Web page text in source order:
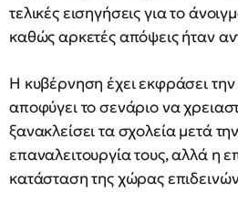
τελικές εισηγήσεις για το
καθώς αρκετές απόψεις ήταν
Η κυβέρνηση έχει εκφράσει την
αποφύγει το σενάριο να
ξανακλείσει τα σχολεία μετά την
επαναλειτουργία τους, αλλά η
κατάσταση της χώρας